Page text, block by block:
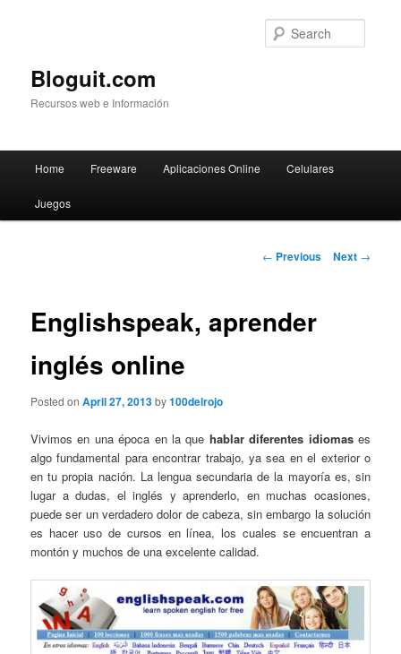
Bloguit.com
Recursos web e Información
Skip
to
Home Freeware Aplicaciones Online Celulares
Juegos
Post
← Previous Next →
Englishspeak, aprender
inglés online
Posted onApril 27, 2013by100delrojo
Vivimos en una época en la que hablar diferentes idiomases
algo fundamental para encontrar trabajo, ya sea en el exterior o
en tu propia nación. La lengua secundaria de la mayoría es, sin
lugar a dudas, el inglés y aprenderlo, en muchas ocasiones,
puede ser un verdadero dolor de cabeza, sin embargo la solución
es hacer uso de cursos en línea, los cuales se encuentran a
montón y muchos de una excelente calidad.